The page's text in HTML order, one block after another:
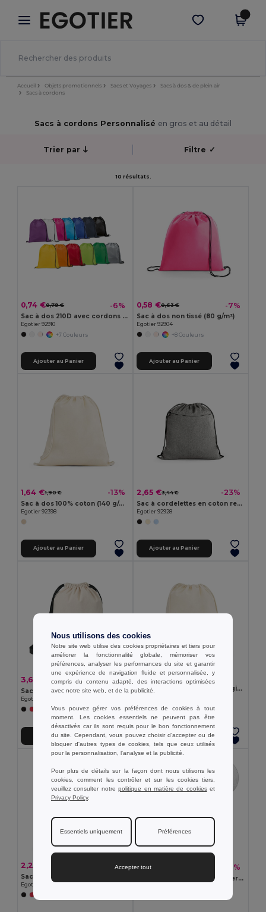
× Appli Egotier
Meilleurs prix sur l’app !
Obtenir l'appli
Accueil Objets promotionnels Sacs et Voyages
Sacs à dos & de plein air
Sacs à cordons
Sacs à cordons Personnalisé en gros et au détail
Trier par Filtre ✓
10 résultats.
0,74 €0,79 € -6%
Sac à dos 210D avec cordons de serrage noirs
Egotier 92910
+7 Couleurs
Ajouter au Panier
0,58 €0,63 € -7%
Sac à dos non tissé (80 g/m²)
Egotier 92904
+8 Couleurs
Ajouter au Panier
1,64 €1,90 € -13%
Sac à dos 100% coton (140 g/m²)
Egotier 92398
Ajouter au Panier
2,65 €3,44 € -23%
Sac à cordelettes en coton recyclé (70%), polyester (30% rPET) (140 g/m²)
Egotier 92928
Ajouter au Panier
3,64 € 3,87 € -6%
Sac type sac-à-dos 100% coton (180 g/m²)
Egotier 92913
Ajouter au Panier
2,11 €
Sac à dos 100% coton biologique (140 g/m²)
Ajouter au Panier
2,27 € -16%
Egotier 92936
3,56 € -8%
Sac réfléchissant en polyester (200 g/m²)
Nous utilisons des cookies
Notre site web utilise des cookies propriétaires et tiers pour
améliorer la fonctionnalité globale, mémoriser vos
préférences, analyser les performances du site et garantir
une expérience de navigation fluide et personnalisée, y
compris du contenu adapté, des interactions optimisées
avec notre site web, et de la publicité.
Vous pouvez gérer vos préférences de cookies à tout
moment. Les cookies essentiels ne peuvent pas être
désactivés car ils sont requis pour le bon fonctionnement
du site. Cependant, vous pouvez choisir d’accepter ou de
bloquer d'autres types de cookies, tels que ceux utilisés
pour la personnalisation, l'analyse et la publicité.
Pour plus de détails sur la façon dont nous utilisons les
cookies, comment les contrôler et sur les cookies tiers,
veuillez consulter notrepolitique en matière de cookieset
Privacy Policy.
Essentiels uniquement Préférences
Accepter tout